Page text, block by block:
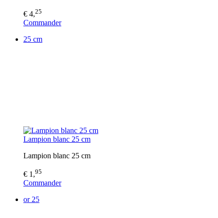
€ 4,25
Commander
25 cm
Lampion blanc 25 cm
Lampion blanc 25 cm
€ 1,95
Commander
or 25